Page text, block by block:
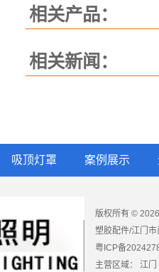
相关产品：
相关新闻：
吸顶灯罩 案例展示
版权所有 ©
塑胶配件/江门
粤ICP备
主营区域： 江门